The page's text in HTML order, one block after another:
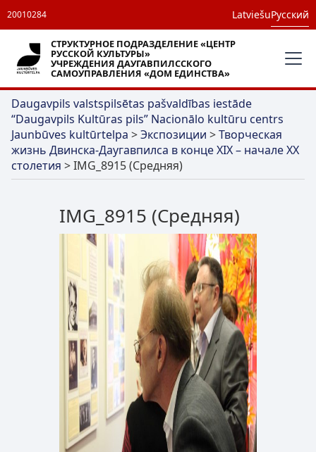
20010284 LatviešuРусский
СТРУКТУРНОЕ ПОДРАЗДЕЛЕНИЕ «ЦЕНТР
РУССКОЙ КУЛЬТУРЫ»
УЧРЕЖДЕНИЯ ДАУГАВПИЛССКОГО
САМОУПРАВЛЕНИЯ «ДОМ ЕДИНСТВА»
Daugavpils valstspilsētas pašvaldības iestāde
“Daugavpils Kultūras pils” Nacionālo kultūru centrs
Jaunbūves kultūrtelpa >Экспозиции >Творческая
жизнь Двинска-Даугавпилса в конце XIX – начале XX
столетия >IMG_8915 (Средняя)
IMG_8915 (Средняя)